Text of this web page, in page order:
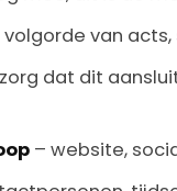
van
dat dit
– website,